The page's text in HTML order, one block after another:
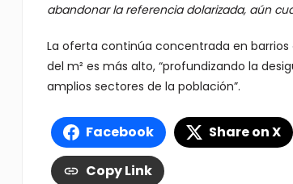
abandonar la referencia dolarizada, aún
La oferta continúa concentrada en barrios
del m² es más alto, “profundizando la
amplios sectores de la población”.
Facebook Share on X
Copy Link